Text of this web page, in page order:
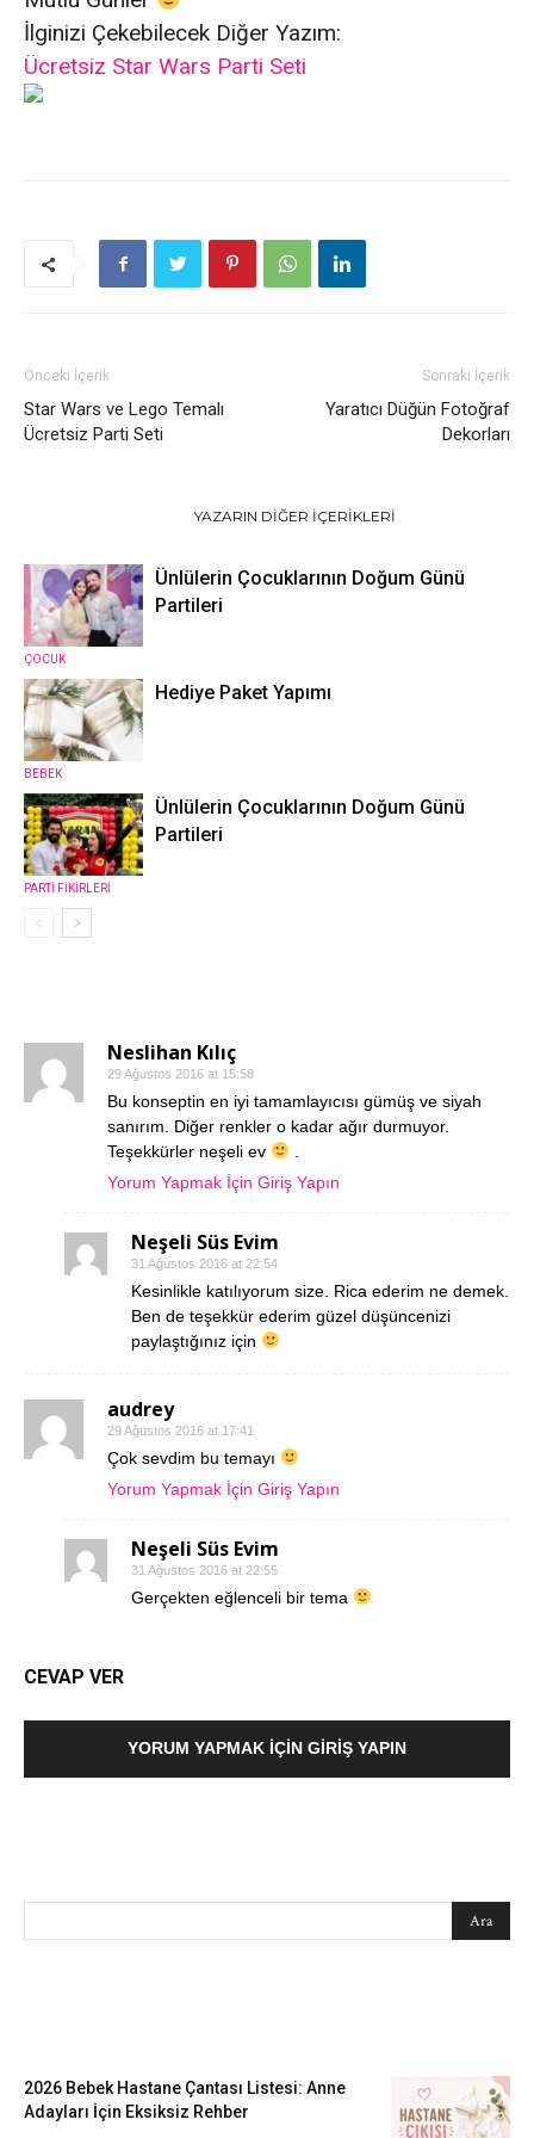
İlginizi Çekebilecek Diğer Yazım:
Ücretsiz Star Wars Parti Seti
Önceki İçerik
Star Wars ve Lego Temalı
Ücretsiz Parti Seti
Sonraki İçerik
Yaratıcı Düğün Fotoğraf
Dekorları
YAZARIN DIĞER İÇERIKLERI
ÇOCUK
Ünlülerin Çocuklarının Doğum Günü
Partileri
BEBEK
Hediye Paket Yapımı
PARTİ FİKİRLERİ
Ünlülerin Çocuklarının Doğum Günü
Partileri
Neslihan Kılıç
29 Ağustos 2016 at 15:58
Bu konseptin en iyi tamamlayıcısı gümüş ve siyah
sanırım. Diğer renkler o kadar ağır durmuyor.
Teşekkürler neşeli ev
Yorum Yapmak İçin Giriş Yapın
Neşeli Süs Evim
31 Ağustos 2016 at 22:54
Kesinlikle katılıyorum size. Rica ederim ne demek.
Ben de teşekkür ederim güzel düşüncenizi
paylaştığınız için
audrey
29 Ağustos 2016 at 17:41
Çok sevdim bu temayı
Yorum Yapmak İçin Giriş Yapın
Neşeli Süs Evim
31 Ağustos 2016 at 22:55
Gerçekten eğlenceli bir tema
CEVAP VER
YORUM YAPMAK İÇIN GIRIŞ YAPIN
2026 Bebek Hastane Çantası Listesi: Anne
Adayları İçin Eksiksiz Rehber